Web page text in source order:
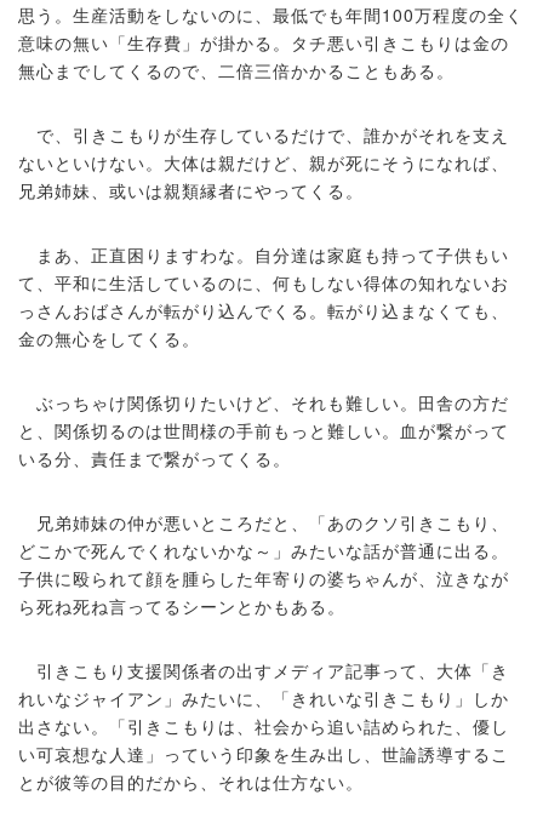
思う。生産活動をしないのに、最低でも年間100万程度の全く
意味の無い「生存費」が掛かる。タチ悪い引きこもりは金の
無心までしてくるので、二倍三倍かかることもある。
で、引きこもりが生存しているだけで、誰かがそれを支え
ないといけない。大体は親だけど、親が死にそうになれば、
兄弟姉妹、或いは親類縁者にやってくる。
まあ、正直困りますわな。自分達は家庭も持って子供もい
て、平和に生活しているのに、何もしない得体の知れないお
っさんおばさんが転がり込んでくる。転がり込まなくても、
金の無心をしてくる。
ぶっちゃけ関係切りたいけど、それも難しい。田舎の方だ
と、関係切るのは世間様の手前もっと難しい。血が繋がって
いる分、責任まで繋がってくる。
兄弟姉妹の仲が悪いところだと、「あのクソ引きこもり、
どこかで死んでくれないかな～」みたいな話が普通に出る。
子供に殴られて顔を腫らした年寄りの婆ちゃんが、泣きなが
ら死ね死ね言ってるシーンとかもある。
引きこもり支援関係者の出すメディア記事って、大体「き
れいなジャイアン」みたいに、「きれいな引きこもり」しか
出さない。「引きこもりは、社会から追い詰められた、優し
い可哀想な人達」っていう印象を生み出し、世論誘導するこ
とが彼等の目的だから、それは仕方ない。